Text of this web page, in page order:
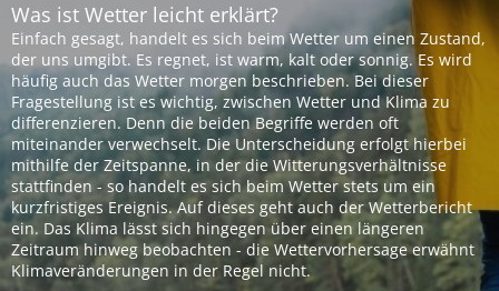
Was ist Wetter leicht erklärt?
Einfach gesagt, handelt es sich beim Wetter um einen Zustand,
der uns umgibt. Es regnet, ist warm, kalt oder sonnig. Es wird
häufig auch das Wetter morgen beschrieben. Bei dieser
Fragestellung ist es wichtig, zwischen Wetter und Klima zu
differenzieren. Denn die beiden Begriffe werden oft
miteinander verwechselt. Die Unterscheidung erfolgt hierbei
mithilfe der Zeitspanne, in der die Witterungsverhältnisse
stattfinden - so handelt es sich beim Wetter stets um ein
kurzfristiges Ereignis. Auf dieses geht auch der Wetterbericht
ein. Das Klima lässt sich hingegen über einen längeren
Zeitraum hinweg beobachten - die Wettervorhersage erwähnt
Klimaveränderungen in der Regel nicht.